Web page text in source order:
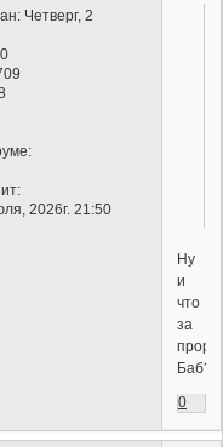
: Четверг, 2
0
2026г. 21:50
Ну
и
что
за
Баб?
0